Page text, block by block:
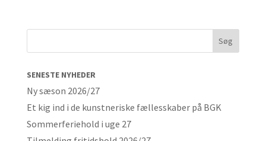
SENESTE NYHEDER
Ny sæson 2026/27
Et kig ind i de kunstneriske fællesskaber på BGK
Sommerferiehold i uge 27